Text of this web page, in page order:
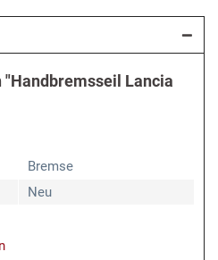
Lancia
Bremse
Neu